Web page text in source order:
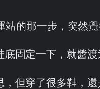
站的那一步，突然
固定一下，就醬
，但穿了很多鞋，